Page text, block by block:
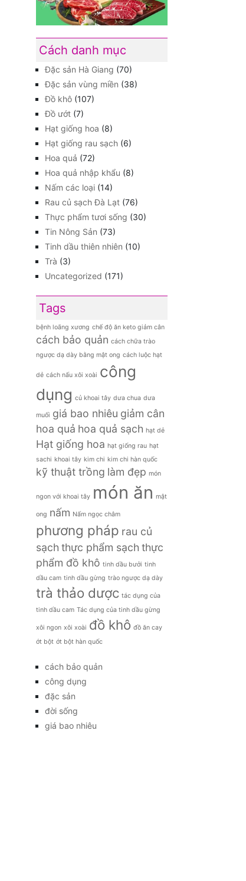
Cách danh mục
Đặc sản Hà Giang (70)
Đặc sản vùng miền (38)
Đồ khô (107)
Đồ ướt (7)
Hạt giống hoa (8)
Hạt giống rau sạch (6)
Hoa quả (72)
Hoa quả nhập khẩu (8)
Nấm các loại (14)
Rau củ sạch Đà Lạt (76)
Thực phẩm tươi sống (30)
Tin Nông Sản (73)
Tinh dầu thiên nhiên (10)
Trà (3)
Uncategorized (171)
Tags
bệnh loãng xương chế độ ăn keto giảm cân
cách bảo quản cách chữa trào
ngược dạ dày bằng mật ong cách luộc hạt
dẻ cách nấu xôi xoài công
dụng củ khoai tây dưa chua dưa
muối giá bao nhiêu giảm cân
hoa quả hoa quả sạch hạt dẻ
Hạt giống hoa hạt giống rau hạt
sachi khoai tây kim chi kim chi hàn quốc
kỹ thuật trồng làm đẹp món
ngon với khoai tây món ăn mật
ong nấm Nấm ngọc châm
phương pháp rau củ
sạch thực phẩm sạch thực
phẩm đồ khô tinh dầu bưởi tinh
dầu cam tinh dầu gừng trào ngược dạ dày
trà thảo dược tác dụng của
tinh dầu cam Tác dụng của tinh dầu gừng
xôi ngon xôi xoài đồ khô đồ ăn cay
ớt bột ớt bột hàn quốc
cách bảo quản
công dụng
đặc sản
đời sống
giá bao nhiêu